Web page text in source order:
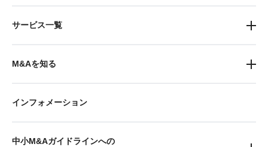
サービス一覧
M&Aを知る
インフォメーション
中小M&Aガイドラインへの